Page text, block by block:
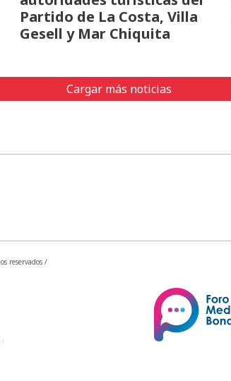
Partido de La Costa, Villa
Gesell y Mar Chiquita
Cargar más noticias
reservados /